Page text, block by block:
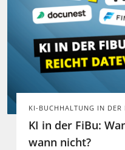
KI-BUCHHALTUNG IN DER
KI in der FiBu:
wann nicht?